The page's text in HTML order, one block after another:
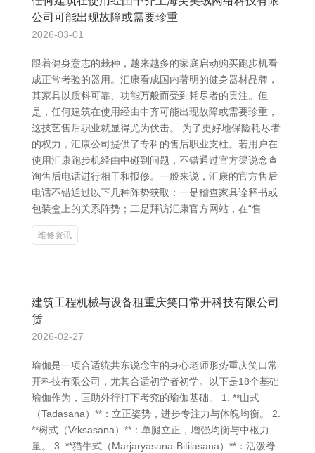
公司可能出现故障或需要珍重
2026-03-01
跟着健身意志的栽种，越来越多的家庭启动购买跑步机看
成正常考验的器用。汇康看成国内著明的健身器材品牌，
其家具以质料可靠、功能万般而受到耗尽者的贯注。但
是，任何建筑在使用经由中齐可能出现故障或需要珍重，
这技艺售后职业就显得尤为伏击。 为了更好地保险耗尽者
的权力，汇康公司提供了专科的售后职业支柱。若用户在
使用汇康跑步机经由中碰到问题，不错通过官方渠说念查
询售后电话进行相干和报修。一般来说，汇康的官方售后
电话不错通过以下几种阵势获取：一是稽查家具诠释书或
包装盒上的关系阵势；二是拜访汇康官方网站，在“售
维修资讯
建筑工程机械与设备租重庆笑口常开科技有限公司
赁
2026-02-27
瑜伽是一项合适统共东说念主的身心老师形势重庆笑口常
开科技有限公司，尤其合适初学者初学。以下是18个基础
瑜伽作为，匡助外行打下考究的瑜伽基础。 1. **山式
（Tadasana）**：立正姿势，进步专注力与体魄均衡。 2.
**树式（Vrksasana）**：单腿立正，增强均衡与中枢力
量。 3. **猫牛式（Marjaryasana-Bitilasana）**：活泼脊